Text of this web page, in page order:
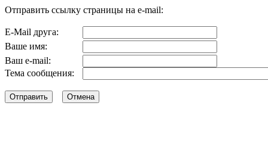
Отправить ссылку страницы на e-mail:
E-Mail друга:
Ваше имя:
Ваш e-mail:
Тема сообщения: